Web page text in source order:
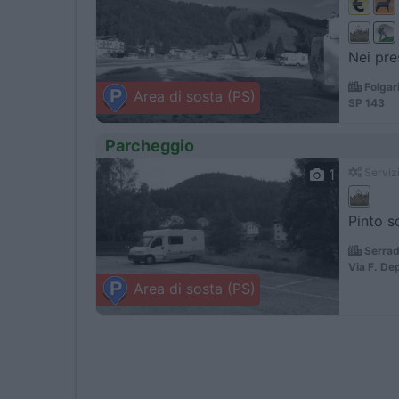
Area di sosta (PS)
Nei
SP 143
Parcheggio
Area di sosta (PS)
1
Pinto
Via F.